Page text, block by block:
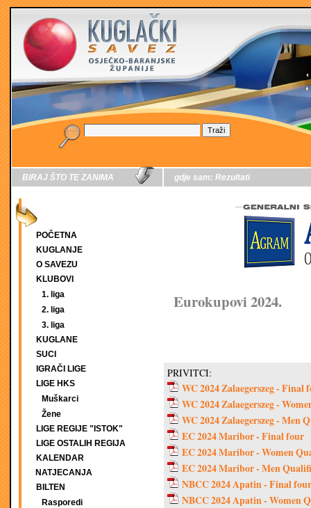
BIRAJ ŠTO TE ZANIMA
POČETNA
KUGLANJE
O SAVEZU
KLUBOVI
1. liga
2. liga
3. liga
KUGLANE
SUCI
IGRAČI LIGE
LIGE HKS
Muškarci
Žene
LIGE REGIJE "ISTOK"
LIGE OSTALIH REGIJA
KALENDAR
NATJECANJA
BILTEN
Rasporedi
gdje sam: Rezultati
Eurokupovi 2024.
PRIVITCI:
WC 2024 Zalaegerszeg - Final
WC 2024 Zalaegerszeg -
WC 2024 Zalaegerszeg - Men
EC 2024 Maribor - Final four
EC 2024 Maribor - Women
EC 2024 Maribor - Men
NBCC 2024 Apatin - Final four
NBCC 2024 Apatin - Women